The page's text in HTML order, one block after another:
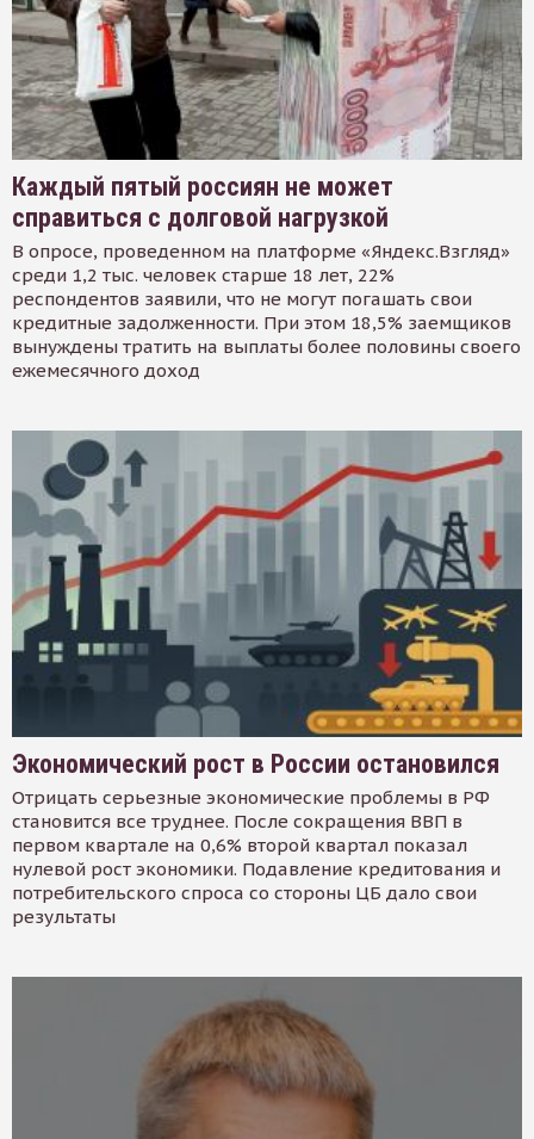
Каждый пятый россиян не может
справиться с долговой нагрузкой
В опросе, проведенном на платформе «Яндекс.Взгляд»
среди 1,2 тыс. человек старше 18 лет, 22%
респондентов заявили, что не могут погашать свои
кредитные задолженности. При этом 18,5% заемщиков
вынуждены тратить на выплаты более половины своего
ежемесячного доход
Экономический рост в России остановился
Отрицать серьезные экономические проблемы в РФ
становится все труднее. После сокращения ВВП в
первом квартале на 0,6% второй квартал показал
нулевой рост экономики. Подавление кредитования и
потребительского спроса со стороны ЦБ дало свои
результаты